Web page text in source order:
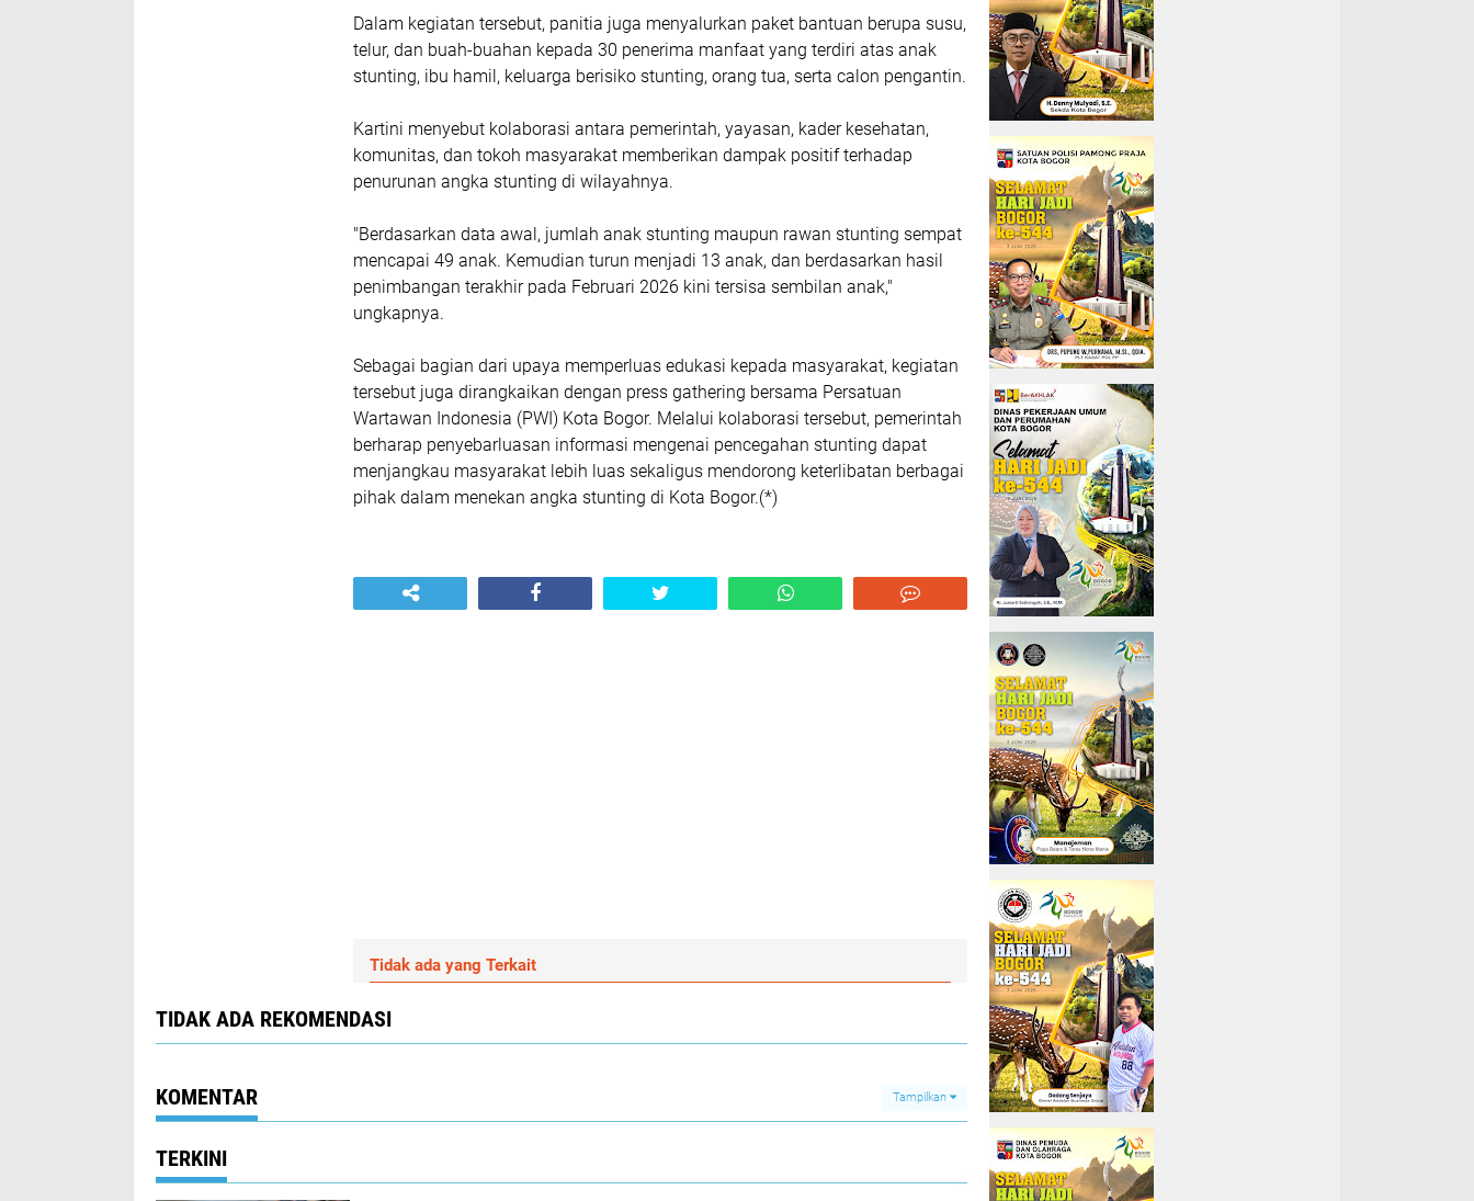
Dalam kegiatan tersebut, panitia juga menyalurkan paket bantuan berupa susu,
telur, dan buah-buahan kepada 30 penerima manfaat yang terdiri atas anak
stunting, ibu hamil, keluarga berisiko stunting, orang tua, serta calon pengantin.
Kartini menyebut kolaborasi antara pemerintah, yayasan, kader kesehatan,
komunitas, dan tokoh masyarakat memberikan dampak positif terhadap
penurunan angka stunting di wilayahnya.
"Berdasarkan data awal, jumlah anak stunting maupun rawan stunting sempat
mencapai 49 anak. Kemudian turun menjadi 13 anak, dan berdasarkan hasil
penimbangan terakhir pada Februari 2026 kini tersisa sembilan anak,"
ungkapnya.
Sebagai bagian dari upaya memperluas edukasi kepada masyarakat, kegiatan
tersebut juga dirangkaikan dengan press gathering bersama Persatuan
Wartawan Indonesia (PWI) Kota Bogor. Melalui kolaborasi tersebut, pemerintah
berharap penyebarluasan informasi mengenai pencegahan stunting dapat
menjangkau masyarakat lebih luas sekaligus mendorong keterlibatan berbagai
pihak dalam menekan angka stunting di Kota Bogor.(*)
Tidak ada yang Terkait
TIDAK ADA REKOMENDASI
KOMENTAR Tampilkan
TERKINI